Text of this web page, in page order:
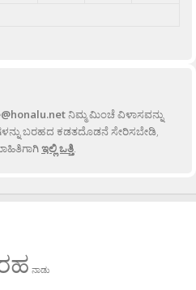
ನಿಮ್ಮ ಮಿಂಚೆ ವಿಳಾಸವನ್ನು
ಬರಹದ ಕಡತದೊಡನೆ ಸೇರಿಸಬೇಡಿ,
ಇಲ್ಲಿ ಒತ್ತಿ.
ನಾಡು